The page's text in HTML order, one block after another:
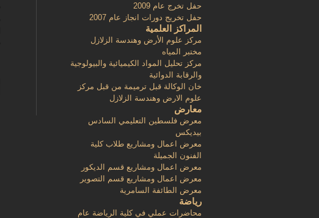
حفل تخرج عام 2009
حفل تخريج دورات انجاز عام 2007
المراكز العلمية
مركز علوم الأرض وهندسة الزلازل
مختبر المياه
مركز تحليل المواد الكيميائية والبيولوجية
والرقابة الدوائية
خان الوكالة قبل ترميمة من قبل مركز
علوم الارض وهندسة الزلازل
معارض
معرض فلسطين التعليمي السادس
بيديكس
معرض اعمال ومشاريع طلاب كلية
الفنون الجميلة
معرض اعمال ومشاريع قسم الديكور
معرض اعمال ومشاريع قسم التصوير
معرض الطائفة السامرية
رياضة
محاضرات عملي في كلية الرياضة عام